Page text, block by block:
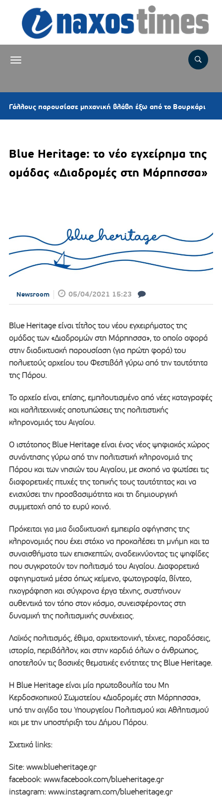
παρουσίασε μηχανική βλάβη έξω από το Βουρκάρι 9
Blue Heritage: το νέο εγχείρημα της
ομάδας «Διαδρομές στη Μάρπησσα»
Newsroom 05/04/2021 15:23
Blue Heritage είναι τίτλος του νέου εγχειρήματος της
ομάδας των «Διαδρομών στη Μάρπησσα», το οποίο αφορά
στην διαδικτυακή παρουσίαση (για πρώτη φορά) του
πολυετούς αρχείου του Φεστιβάλ γύρω από την ταυτότητα
της Πάρου.
Το αρχείο είναι, επίσης, εμπλουτισμένο από νέες καταγραφές
και καλλιτεχνικές αποτυπώσεις της πολιτιστικής
κληρονομιάς του Αιγαίου.
Ο ιστότοπος Blue Heritage είναι ένας νέος ψηφιακός χώρος
συνάντησης γύρω από την πολιτιστική κληρονομιά της
Πάρου και των νησιών του Αιγαίου, με σκοπό να φωτίσει τις
διαφορετικές πτυχές της τοπικής τους ταυτότητας και να
ενισχύσει την προσβασιμότητα και τη δημιουργική
συμμετοχή από το ευρύ κοινό.
Πρόκειται για μια διαδικτυακή εμπειρία αφήγησης της
κληρονομιάς που έχει στόχο να προκαλέσει τη μνήμη και τα
συναισθήματα των επισκεπτών, αναδεικνύοντας τις ψηφίδες
που συγκροτούν τον πολιτισμό του Αιγαίου. Διαφορετικά
αφηγηματικά μέσα όπως κείμενο, φωτογραφία, βίντεο,
ηχογράφηση και σύγχρονα έργα τέχνης, συστήνουν
αυθεντικά τον τόπο στον κόσμο, συνεισφέροντας στη
δυναμική της πολιτισμικής συνέχειας.
Λαϊκός πολιτισμός, έθιμα, αρχιτεκτονική, τέχνες, παραδόσεις,
ιστορία, περιβάλλον, και στην καρδιά όλων ο άνθρωπος,
αποτελούν τις βασικές θεματικές ενότητες της Blue Heritage.
Η Blue Heritage είναι μία πρωτοβουλία του Μη
Κερδοσκοπικού Σωματείου «Διαδρομές στη Μάρπησσα»,
υπό την αιγίδα του Υπουργείου Πολιτισμού και Αθλητισμού
και με την υποστήριξη του Δήμου Πάρου.
Σχετικά links:
Site: www.blueheritage.gr
facebook: www.facebook.com/blueheritage.gr
instagram: www.instagram.com/blueheritage.gr